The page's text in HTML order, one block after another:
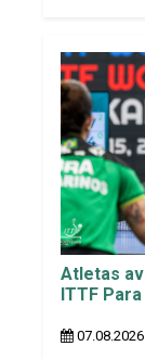
Atletas
ITTF
07.08.2026